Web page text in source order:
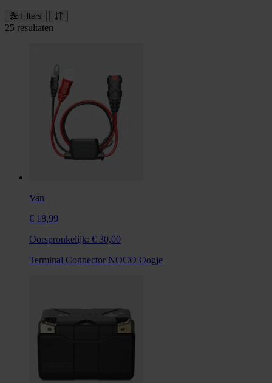
Filters
25 resultaten
Van
€ 18,99
Oorspronkelijk: € 30,00
Terminal Connector NOCO Oogje